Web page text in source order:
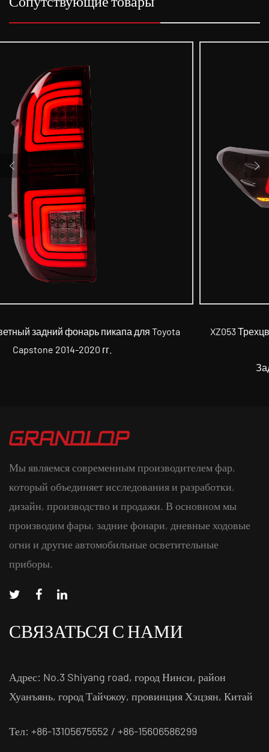
XZ053 Трехцветный задний фонарь для Toyota
Мы являемся современным производителем фар,
который объединяет исследования и разработки,
дизайн, производство и продажи. В основном мы
производим фары, задние фонари, дневные ходовые
огни и другие автомобильные осветительные
приборы.
СВЯЗАТЬСЯ С НАМИ
Адрес: No.3 Shiyang road, город Нинси, район
Хуанъянь, город Тайчжоу, провинция Хэцзян, Китай
Тел: +86-13105675552 / +86-15606586299